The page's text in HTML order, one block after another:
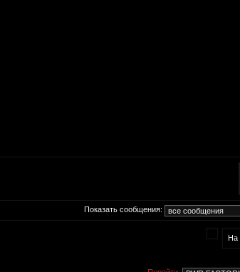
Показать сообщения:
На